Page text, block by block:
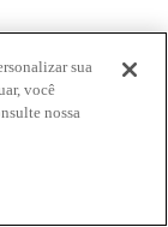
sua
você
nossa